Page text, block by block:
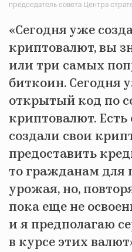
председатель совета Центра
«Сегодня уже
криптовалют, вы
или три самых
биткоин. Сегодня
открытый код по
криптовалют.
создали свои
предоставить
то гражданам для
урожая, но,
пока еще не
и я предполагаю
в курсе этих